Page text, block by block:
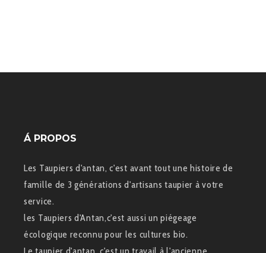
Á PROPOS
Les Taupiers d'antan, c'est avant tout une histoire de
famille de 3 générations d'artisans taupier à votre
service.
les Taupiers d'Antan,c'est aussi un piégeage
écologique reconnu pour les cultures bio.